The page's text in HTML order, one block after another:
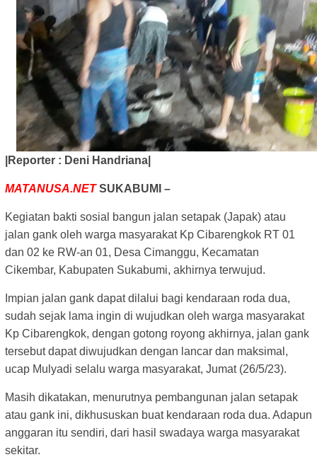
|Reporter : Deni Handriana|
MATANUSA.NETSUKABUMI –
Kegiatan bakti sosial bangun jalan setapak (Japak) atau
jalan gank oleh warga masyarakat Kp Cibarengkok RT 01
dan 02 ke RW-an 01, Desa Cimanggu, Kecamatan
Cikembar, Kabupaten Sukabumi, akhirnya terwujud.
Impian jalan gank dapat dilalui bagi kendaraan roda dua,
sudah sejak lama ingin di wujudkan oleh warga masyarakat
Kp Cibarengkok, dengan gotong royong akhirnya, jalan gank
tersebut dapat diwujudkan dengan lancar dan maksimal,
ucap Mulyadi selalu warga masyarakat, Jumat (26/5/23).
Masih dikatakan, menurutnya pembangunan jalan setapak
atau gank ini, dikhususkan buat kendaraan roda dua. Adapun
anggaran itu sendiri, dari hasil swadaya warga masyarakat
sekitar.